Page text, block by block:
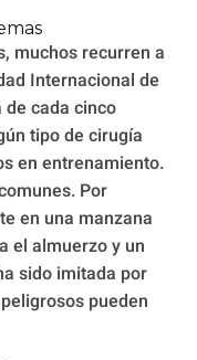
muchos recurren a
Internacional de
de cada cinco
tipo de cirugía
en entrenamiento.
Por
en una manzana
el almuerzo y un
sido imitada por
pueden